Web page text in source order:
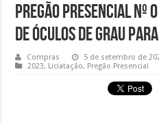
PREGÃO PRESENCIAL
DE ÓCULOS DE GRAU
Compras
5 de setembro de
2023, Liciatação, Pregão Presencial